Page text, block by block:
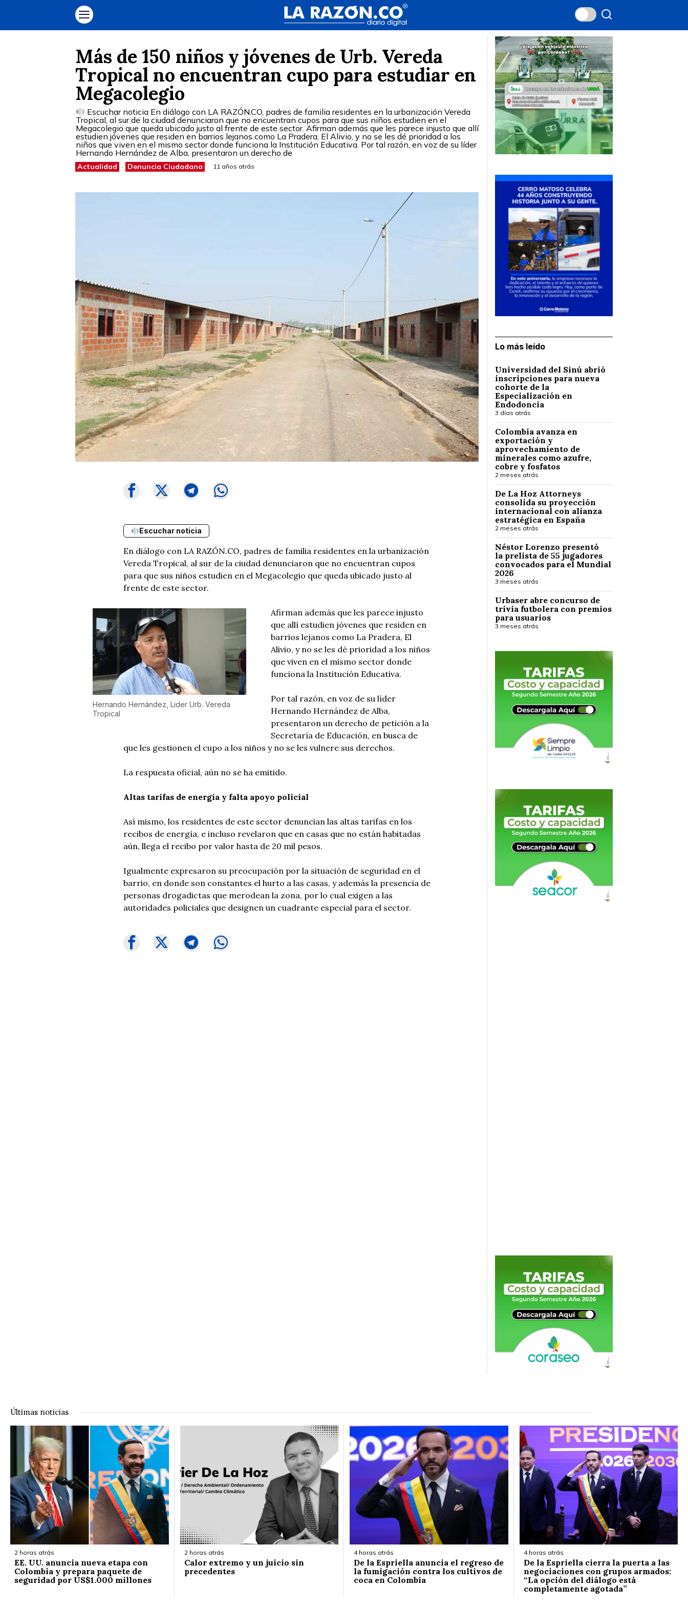
Más de 150 niños y jóvenes de Urb. Vereda
Tropical no encuentran cupo para estudiar en
Megacolegio
Escuchar noticia En diálogo con LA RAZÓN.CO, padres de familia residentes en la urbanización Vereda
Tropical, al sur de la ciudad denunciaron que no encuentran cupos para que sus niños estudien en el
Megacolegio que queda ubicado justo al frente de este sector. Afirman además que les parece injusto que allí
estudien jóvenes que residen en barrios lejanos como La Pradera, El Alivio, y no se les dé prioridad a los
niños que viven en el mismo sector donde funciona la Institución Educativa. Por tal razón, en voz de su líder
Hernando Hernández de Alba, presentaron un derecho de
Actualidad · Denuncia Ciudadana 11 años atrás
Escuchar noticia
En diálogo con LA RAZÓN.CO, padres de familia residentes en la urbanización
Vereda Tropical, al sur de la ciudad denunciaron que no encuentran cupos
para que sus niños estudien en el Megacolegio que queda ubicado justo al
frente de este sector.
Hernando Hernández, Lider Urb. Vereda
Tropical
Afirman además que les parece injusto
que allí estudien jóvenes que residen en
barrios lejanos como La Pradera, El
Alivio, y no se les dé prioridad a los niños
que viven en el mismo sector donde
funciona la Institución Educativa.
Por tal razón, en voz de su líder
Hernando Hernández de Alba,
presentaron un derecho de petición a la
Secretaría de Educación, en busca de
que les gestionen el cupo a los niños y no se les vulnere sus derechos.
La respuesta oficial, aún no se ha emitido.
Altas tarifas de energía y falta apoyo policial
Así mismo, los residentes de este sector denuncian las altas tarifas en los
recibos de energía, e incluso revelaron que en casas que no están habitadas
aún, llega el recibo por valor hasta de 20 mil pesos.
Igualmente expresaron su preocupación por la situación de seguridad en el
barrio, en donde son constantes el hurto a las casas, y además la presencia de
personas drogadictas que merodean la zona, por lo cual exigen a las
autoridades policiales que designen un cuadrante especial para el sector.
Lo más leído
Universidad del Sinú abrió
inscripciones para nueva
cohorte de la
Especialización en
Endodoncia
3 días atrás
Colombia avanza en
exportación y
aprovechamiento de
minerales como azufre,
cobre y fosfatos
2 meses atrás
De La Hoz Attorneys
consolida su proyección
internacional con alianza
estratégica en España
2 meses atrás
Néstor Lorenzo presentó
la prelista de 55 jugadores
convocados para el Mundial
2026
3 meses atrás
Urbaser abre concurso de
trivia futbolera con premios
para usuarios
3 meses atrás
Últimas noticias
2 horas atrás
EE. UU. anuncia nueva etapa con
Colombia y prepara paquete de
seguridad por US$1.000 millones
2 horas atrás
Calor extremo y un juicio sin
precedentes
4 horas atrás
De la Espriella anuncia el regreso de
la fumigación contra los cultivos de
coca en Colombia
4 horas atrás
De la Espriella cierra la puerta a las
negociaciones con grupos armados:
“La opción del diálogo está
completamente agotada”